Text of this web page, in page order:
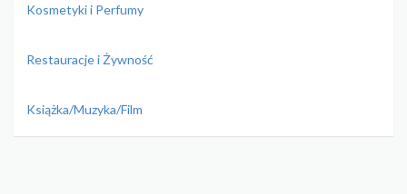
Kosmetyki i Perfumy
Restauracje i Żywność
Książka/Muzyka/Film